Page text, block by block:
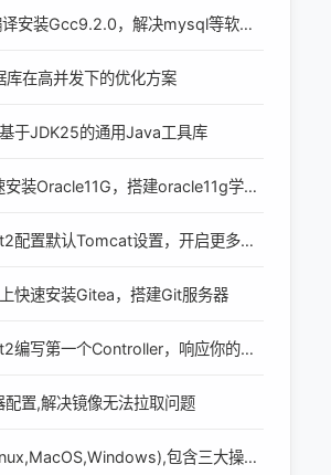
安装Gcc9.2.0，解决mysql等软件
库在高并发下的优化方案
于JDK25的通用Java工具库
装Oracle11G，搭建oracle11g学习
配置默认Tomcat设置，开启更多高
快速安装Gitea，搭建Git服务器
编写第一个Controller，响应你的
置,解决镜像无法拉取问题
包含三大操作